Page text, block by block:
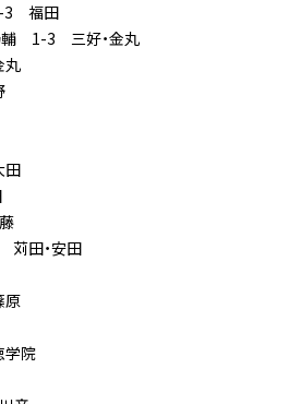
3 福田
輔 1-3 三好・金丸
田
田・安田
院